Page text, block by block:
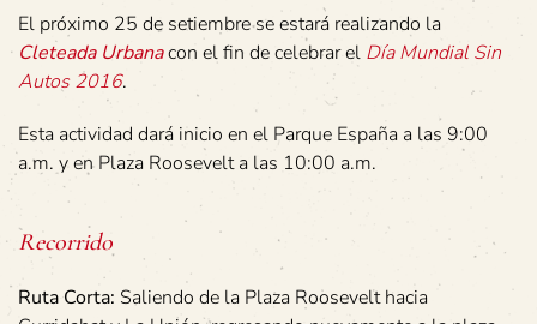
El próximo 25 de setiembre se estará realizando la
Cleteada Urbanacon el fin de celebrar el Día Mundial Sin
Autos 2016.
Esta actividad dará inicio en el Parque España a las 9:00
a.m. y en Plaza Roosevelt a las 10:00 a.m.
Recorrido
Ruta Corta: Saliendo de la Plaza Roosevelt hacia